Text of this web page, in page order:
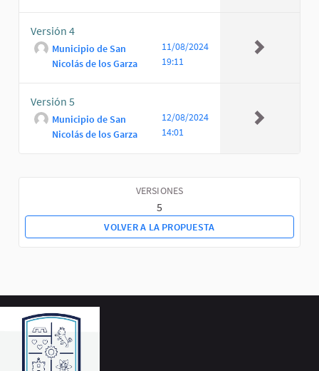
Versión 4
Municipio de San
Nicolás de los Garza
11/08/2024
19:11
Versión 5
Municipio de San
Nicolás de los Garza
12/08/2024
14:01
VERSIONES
5
VOLVER A LA PROPUESTA